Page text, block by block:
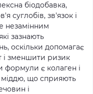
біодобавка,
суглобів, зв'язок і
незамінним
зазнають
оскільки допомагає
і зменшити ризик
є колаген і
міддю, що сприяють
і